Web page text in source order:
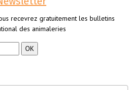
recevrez gratuitement les bulletins
des animaleries